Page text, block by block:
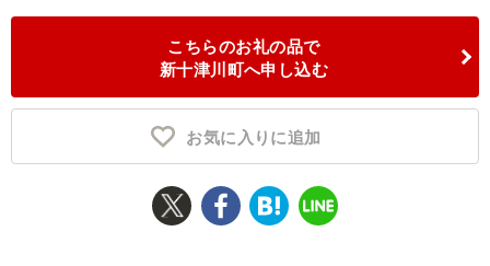
こちらのお礼の品で
新十津川町へ申し込む
お気に入りに追加